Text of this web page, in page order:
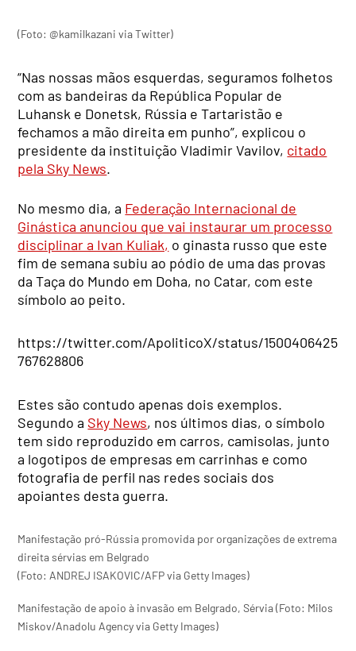
(Foto: @kamilkazani via Twitter)
“Nas nossas mãos esquerdas, seguramos folhetos
com as bandeiras da República Popular de
Luhansk e Donetsk, Rússia e Tartaristão e
fechamos a mão direita em punho”, explicou o
presidente da instituição Vladimir Vavilov, citado
pela Sky News.
No mesmo dia, a Federação Internacional de
Ginástica anunciou que vai instaurar um processo
disciplinar a Ivan Kuliak, o ginasta russo que este
fim de semana subiu ao pódio de uma das provas
da Taça do Mundo em Doha, no Catar, com este
símbolo ao peito.
https://twitter.com/ApoliticoX/status/1500406425
767628806
Estes são contudo apenas dois exemplos.
Segundo a Sky News, nos últimos dias, o símbolo
tem sido reproduzido em carros, camisolas, junto
a logotipos de empresas em carrinhas e como
fotografia de perfil nas redes sociais dos
apoiantes desta guerra.
Manifestação pró-Rússia promovida por organizações de extrema
direita sérvias em Belgrado
(Foto: ANDREJ ISAKOVIC/AFP via Getty Images)
Manifestação de apoio à invasão em Belgrado, Sérvia (Foto: Milos
Miskov/Anadolu Agency via Getty Images)